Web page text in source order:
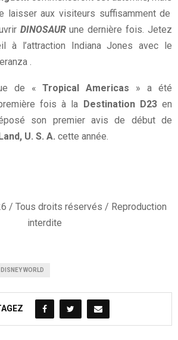
laisser aux visiteurs suffisamment de
DINOSAURune dernière fois. Jetez
à l’attraction Indiana Jones avec le
.
de «Tropical Americas » a été
fois à la Destination D23en
son premier avis de début de
U. S. A. cette année.
/ Tous droits réservés / Reproduction
interdite
WORLD